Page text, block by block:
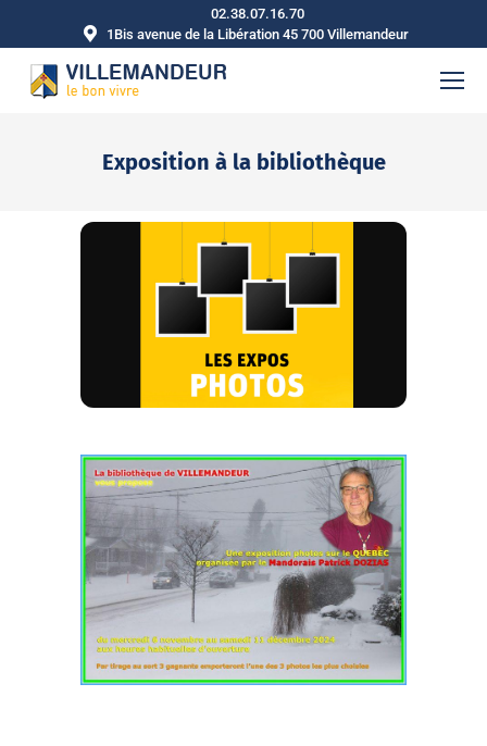
02.38.07.16.70
1Bis avenue de la Libération 45 700 Villemandeur
Exposition à la bibliothèque